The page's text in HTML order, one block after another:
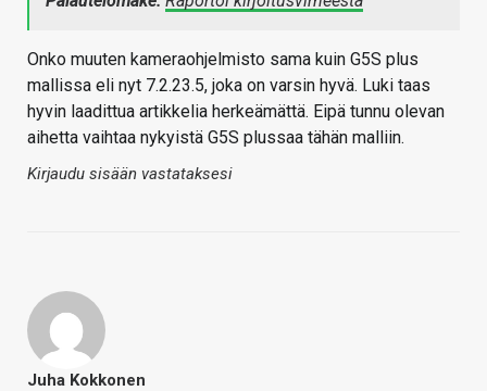
Onko muuten kameraohjelmisto sama kuin G5S plus
mallissa eli nyt 7.2.23.5, joka on varsin hyvä. Luki taas
hyvin laadittua artikkelia herkeämättä. Eipä tunnu olevan
aihetta vaihtaa nykyistä G5S plussaa tähän malliin.
Kirjaudu sisään vastataksesi
Juha Kokkonen